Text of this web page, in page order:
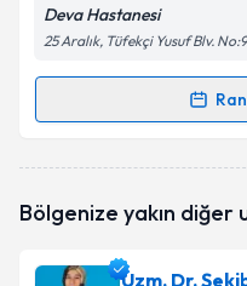
Deva Hastanesi
25 Aralık, Tüfekçi Yusuf Blv.
Randevu
oluşturun. Size bu
Bölgenize yakın diğer
Uzm. Dr.